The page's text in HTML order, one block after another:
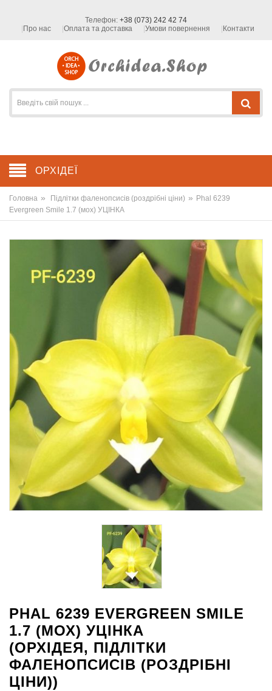
Телефон: +38 (073) 242 42 74
Про нас
Оплата та доставка Умови повернення Контакти
ОРХІДЕЇ
Головна » Підлітки фаленопсисів (роздрібні ціни) » Phal 6239
Evergreen Smile 1.7 (мох) УЦІНКА
PHAL 6239 EVERGREEN SMILE
1.7 (МОХ) УЦІНКА
(ОРХІДЕЯ, ПІДЛІТКИ
ФАЛЕНОПСИСІВ (РОЗДРІБНІ
ЦІНИ))